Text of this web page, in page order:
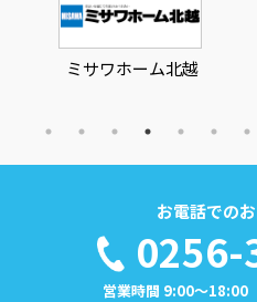
ミサワホーム北越
お電話での
0256-
営業時間 9:00～